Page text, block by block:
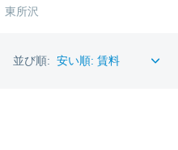
東所沢
並び順: